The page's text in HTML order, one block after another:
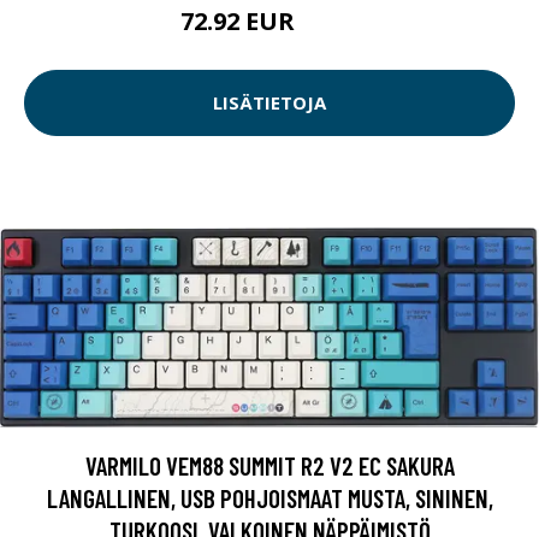
72.92 EUR
LISÄTIETOJA
VARMILO VEM88 SUMMIT R2 V2 EC SAKURA
LANGALLINEN, USB POHJOISMAAT MUSTA, SININEN,
TURKOOSI, VALKOINEN NÄPPÄIMISTÖ